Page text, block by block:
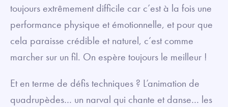
toujours extrêmement difficile car c’est à la fois une
performance physique et émotionnelle, et pour que
cela paraisse crédible et naturel, c’est comme
marcher sur un fil. On espère toujours le meilleur !
Et en terme de défis techniques ? L’animation de
quadrupèdes… un narval qui chante et danse… les